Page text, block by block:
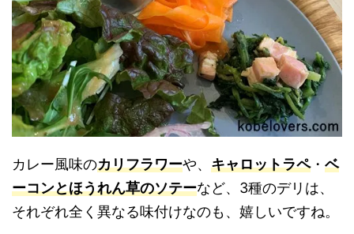
カレー風味のカリフラワーや、 キャロットラペ・ ベ
ーコンとほうれん草のソテーなど、3種のデリは、
それぞれ全く異なる味付けなのも、嬉しいですね。